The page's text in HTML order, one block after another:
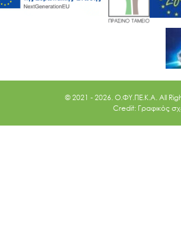
© 2021 - 2026. O.ΦΥ.ΠΕ.Κ.Α. All
Credit: Γραφικός